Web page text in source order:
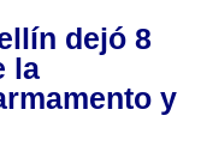
dejó 8
la
y